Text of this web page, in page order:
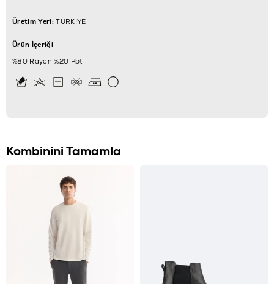
Üretim Yeri:TÜRKİYE
Ürün İçeriği
%80 Rayon %20 Pbt
Kombinini Tamamla